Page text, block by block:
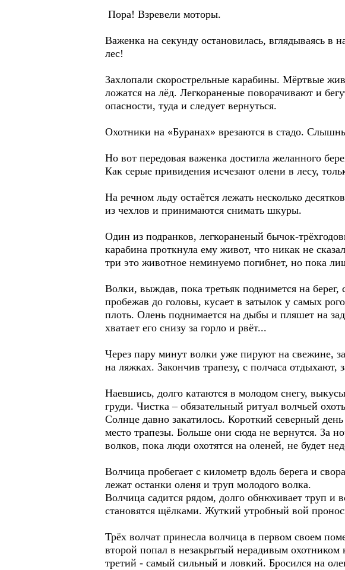
Пора! Взревели моторы.
Важенка на секунду остановилась, вглядываясь в
лес!
Захлопали скорострельные карабины. Мёртвые
ложатся на лёд. Легкораненые поворачивают и
опасности, туда и следует вернуться.
Охотники на «Буранах» врезаются в стадо.
Но вот передовая важенка достигла желанного
Как серые привидения исчезают олени в лесу,
На речном льду остаётся лежать несколько
из чехлов и принимаются снимать шкуры.
Один из подранков, легкораненый бычок-
карабина проткнула ему живот, что никак не
три это животное неминуемо погибнет, но пока
Волки, выждав, пока третьяк поднимется на
пробежав до головы, кусает в затылок у самых
плоть. Олень поднимается на дыбы и пляшет на
хватает его снизу за горло и рвёт...
Через пару минут волки уже пируют на свежине,
на ляжках. Закончив трапезу, с полчаса
Наевшись, долго катаются в молодом снегу,
груди. Чистка – обязательный ритуал волчьей
Солнце давно закатилось. Короткий северный
место трапезы. Больше они сюда не вернутся. За
волков, пока люди охотятся на оленей, не будет
Волчица пробегает с километр вдоль берега и
лежат останки оленя и труп молодого волка.
Волчица садится рядом, долго обнюхивает труп и
становятся щёлками. Жуткий утробный вой
Трёх волчат принесла волчица в первом своем
второй попал в незакрытый нерадивым охотником
третий - самый сильный и ловкий. Бросился на